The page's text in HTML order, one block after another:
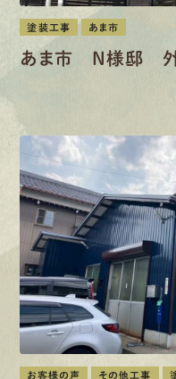
塗装工事 あま市
あま市 N様邸
お客様の声 その他工事